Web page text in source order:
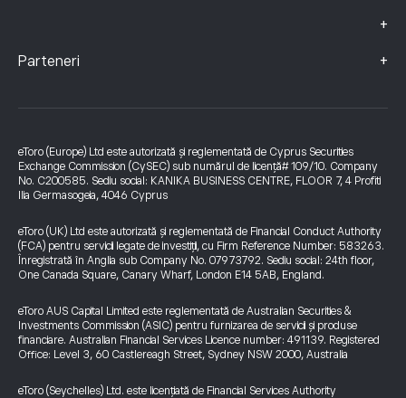
+
Parteneri +
eToro (Europe) Ltd este autorizată și reglementată de Cyprus Securities
Exchange Commission (CySEC) sub numărul de licență# 109/10. Company
No. C200585. Sediu social: KANIKA BUSINESS CENTRE, FLOOR 7, 4 Profiti
Ilia Germasogeia, 4046 Cyprus
eToro (UK) Ltd este autorizată și reglementată de Financial Conduct Authority
(FCA) pentru servicii legate de investiții, cu Firm Reference Number: 583263.
Înregistrată în Anglia sub Company No. 07973792. Sediu social: 24th floor,
One Canada Square, Canary Wharf, London E14 5AB, England.
eToro AUS Capital Limited este reglementată de Australian Securities &
Investments Commission (ASIC) pentru furnizarea de servicii și produse
financiare. Australian Financial Services Licence number: 491139. Registered
Office: Level 3, 60 Castlereagh Street, Sydney NSW 2000, Australia
eToro (Seychelles) Ltd. este licențiată de Financial Services Authority